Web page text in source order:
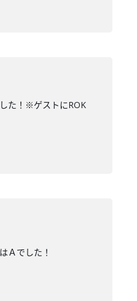
た！※ゲストにROK
Ａでした！